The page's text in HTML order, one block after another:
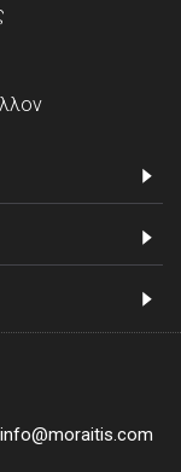
info@moraitis.com